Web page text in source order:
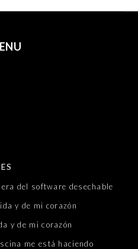
del software desechable
y de mi corazón
y de mi corazón
me está haciendo